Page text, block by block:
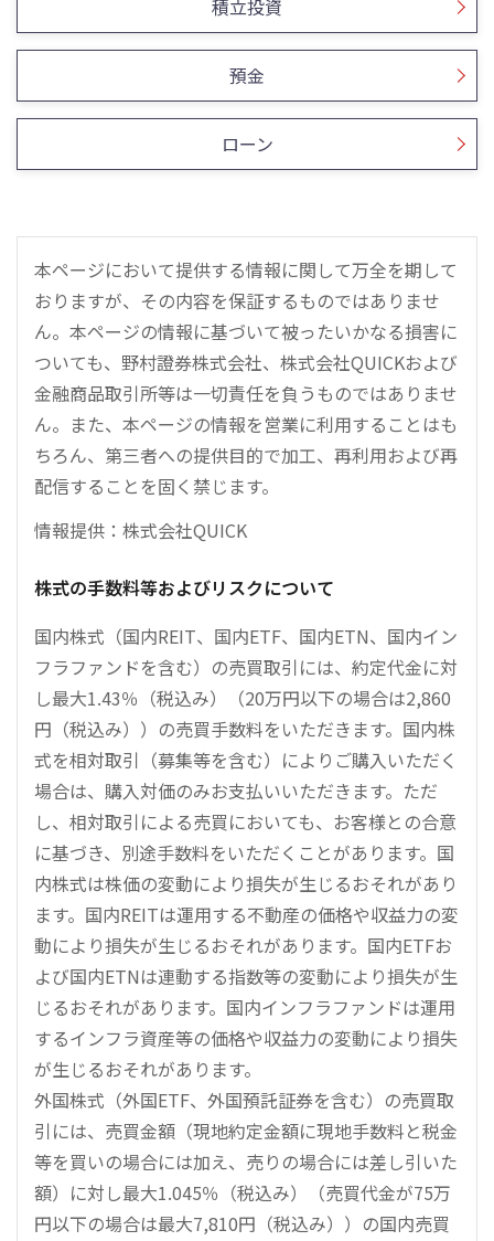
積立投資
預金
ローン
本ページにおいて提供する情報に関して万全を期して
おりますが、その内容を保証するものではありませ
ん。本ページの情報に基づいて被ったいかなる損害に
ついても、野村證券株式会社、株式会社QUICKおよび
金融商品取引所等は一切責任を負うものではありませ
ん。また、本ページの情報を営業に利用することはも
ちろん、第三者への提供目的で加工、再利用および再
配信することを固く禁じます。
情報提供：株式会社QUICK
株式の手数料等およびリスクについて
国内株式（国内REIT、国内ETF、国内ETN、国内イン
フラファンドを含む）の売買取引には、約定代金に対
し最大1.43％（税込み）（20万円以下の場合は2,860
円（税込み））の売買手数料をいただきます。国内株
式を相対取引（募集等を含む）によりご購入いただく
場合は、購入対価のみお支払いいただきます。ただ
し、相対取引による売買においても、お客様との合意
に基づき、別途手数料をいただくことがあります。国
内株式は株価の変動により損失が生じるおそれがあり
ます。国内REITは運用する不動産の価格や収益力の変
動により損失が生じるおそれがあります。国内ETFお
よび国内ETNは連動する指数等の変動により損失が生
じるおそれがあります。国内インフラファンドは運用
するインフラ資産等の価格や収益力の変動により損失
が生じるおそれがあります。
外国株式（外国ETF、外国預託証券を含む）の売買取
引には、売買金額（現地約定金額に現地手数料と税金
等を買いの場合には加え、売りの場合には差し引いた
額）に対し最大1.045％（税込み）（売買代金が75万
円以下の場合は最大7,810円（税込み））の国内売買